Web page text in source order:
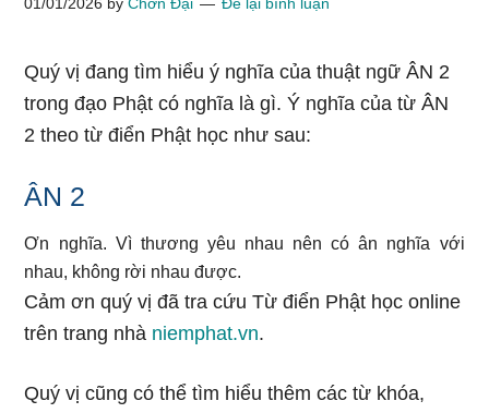
Quý vị đang tìm hiểu ý nghĩa của thuật ngữ ÂN 2
trong đạo Phật có nghĩa là gì. Ý nghĩa của từ ÂN
2 theo từ điển Phật học như sau:
ÂN 2
Ơn nghĩa. Vì thương yêu nhau nên có ân nghĩa với
nhau, không rời nhau được.
Cảm ơn quý vị đã tra cứu Từ điển Phật học online
trên trang nhà niemphat.vn.
Quý vị cũng có thể tìm hiểu thêm các từ khóa,